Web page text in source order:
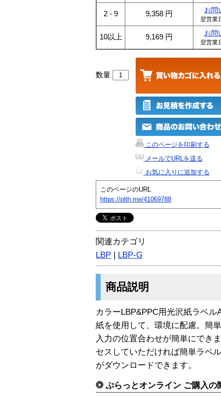
2 - 9 9,358 円 お問
翌営業
10以上 9,169 円 お問
翌営業
数量
このページを印刷する
メールでURLを送る
お気に入りに追加する
このページのURL
https://plth.me/41069788
関連カテゴリ
LBP | LBP-G
商品説明
カラーLBP&PPC用光沢紙ラベ
紙を使用して、環境に配慮。簡
入力の位置合わせが簡単にでき
セスしていただければ簡単ラベ
がダウンロードできます。
ぷらっとオンライン ご購入の